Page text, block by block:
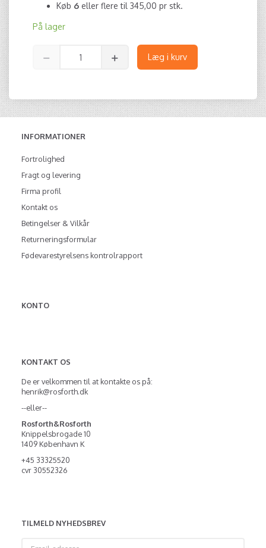
Køb 6 eller flere til 345,00 pr stk.
På lager
Læg i kurv
INFORMATIONER
Fortrolighed
Fragt og levering
Firma profil
Kontakt os
Betingelser & Vilkår
Returneringsformular
Fødevarestyrelsens kontrolrapport
KONTO
KONTAKT OS
De er velkommen til at kontakte os på:
henrik@rosforth.dk
--eller--
Rosforth&Rosforth
Knippelsbrogade 10
1409 København K
+45 33325520
cvr 30552326
TILMELD NYHEDSBREV